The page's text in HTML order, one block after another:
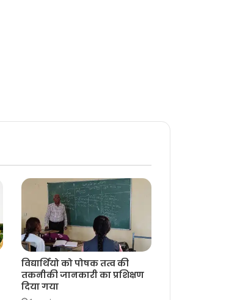
विद्यार्थियो को पोषक तत्व की
तकनीकी जानकारी का प्रशिक्षण
दिया गया